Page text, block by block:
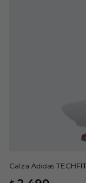
Calza Adidas